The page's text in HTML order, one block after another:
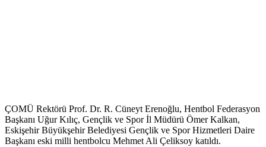
ÇOMÜ Rektörü Prof. Dr. R. Cüneyt Erenoğlu, Hentbol Federasyon
Başkanı Uğur Kılıç, Gençlik ve Spor İl Müdürü Ömer Kalkan,
Eskişehir Büyükşehir Belediyesi Gençlik ve Spor Hizmetleri Daire
Başkanı eski milli hentbolcu Mehmet Ali Çeliksoy katıldı.